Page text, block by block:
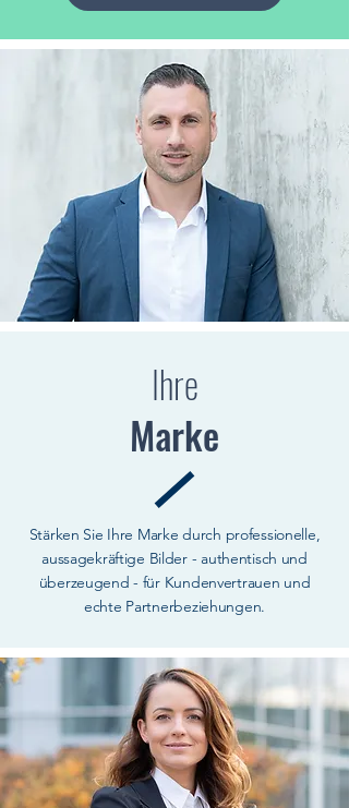
Ihre
Marke
Stärken Sie Ihre Marke durch professionelle,
aussagekräftige Bilder - authentisch und
überzeugend - für Kundenvertrauen und
echte Partnerbeziehungen.